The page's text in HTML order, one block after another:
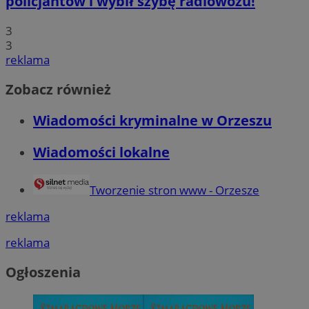
3
3
reklama
Zobacz również
Wiadomości kryminalne w Orzeszu
Wiadomości lokalne
Tworzenie stron www - Orzesze
reklama
reklama
Ogłoszenia
QeSessID orzesze.com.pl
.youtube.com
tygodnie